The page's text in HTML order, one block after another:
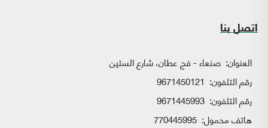
اتصل بنا
العنوان: صنعاء - فج عطان، شارع الستين
رقم التلفون: 9671450121
رقم التلفون: 9671445993
هاتف محمول: 770445995